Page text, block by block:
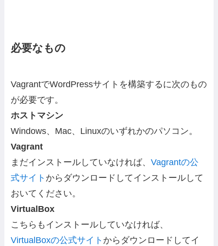
必要なもの
VagrantでWordPressサイトを構築するに次のもの
が必要です。
ホストマシン
Windows、Mac、Linuxのいずれかのパソコン。
Vagrant
まだインストールしていなければ、Vagrantの公
式サイト からダウンロードしてインストールして
おいてください。
VirtualBox
こちらもインストールしていなければ、
VirtualBoxの公式サイト からダウンロードしてイ